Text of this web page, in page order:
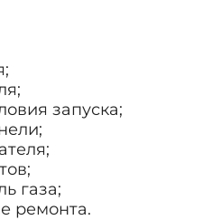
запуска;
газа;
ремонта.